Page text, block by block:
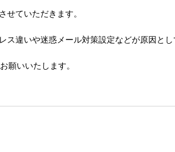
ていただきます。
ス違いや迷惑メール対策設定などが原因と
願いいたします。